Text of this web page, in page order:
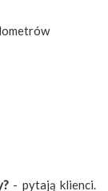
- pytają klienci.